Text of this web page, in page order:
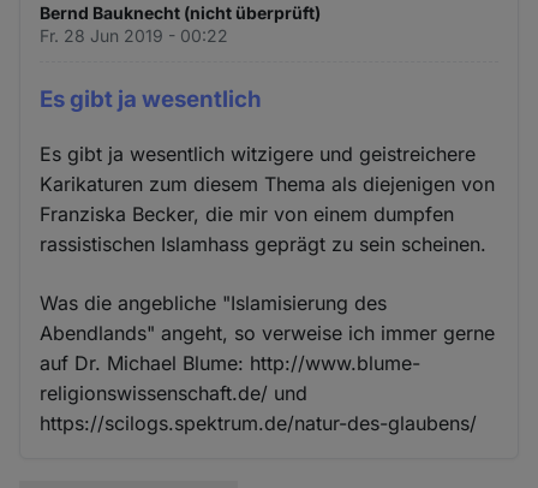
Bernd Bauknecht (nicht überprüft)
Fr. 28 Jun 2019 - 00:22
Es gibt ja wesentlich
Es gibt ja wesentlich witzigere und geistreichere
Karikaturen zum diesem Thema als diejenigen von
Franziska Becker, die mir von einem dumpfen
rassistischen Islamhass geprägt zu sein scheinen.
Was die angebliche "Islamisierung des
Abendlands" angeht, so verweise ich immer gerne
auf Dr. Michael Blume: http://www.blume-
religionswissenschaft.de/ und
https://scilogs.spektrum.de/natur-des-glaubens/